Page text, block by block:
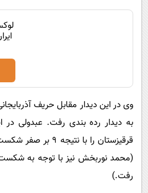
به دیدار رده بندی رفت. عبدولی در
قرقیزستان را با
(محمد نوربخش نیز با توجه به شکست
رفت.)